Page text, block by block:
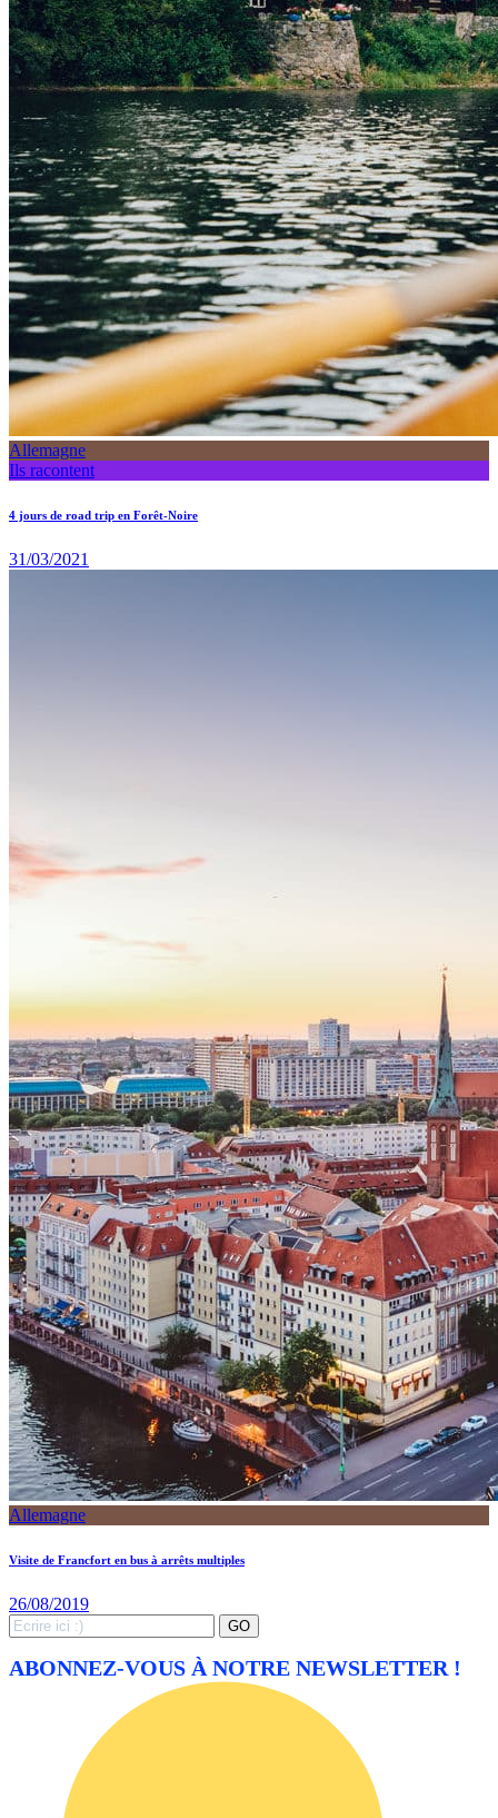
Allemagne
Ils racontent
4 jours de road trip en Forêt-Noire
31/03/2021
Allemagne
Visite de Francfort en bus à arrêts multiples
26/08/2019
Search
for:
GO
ABONNEZ-VOUS À NOTRE NEWSLETTER !